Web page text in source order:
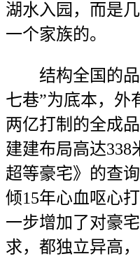
湖水入园，而是
一个家族的。
结构全国的品
七巷”为底本，外
两亿打制的全成
建建布局高达338
超等豪宅》的查
倾15年心血呕心
一步增加了对豪
求，都独立异高